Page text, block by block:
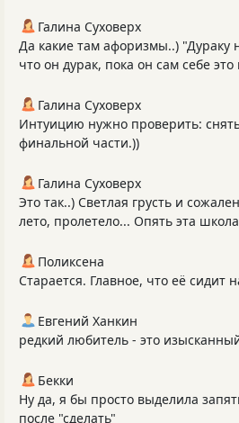
Галина Суховерх
Да какие там афоризмы..) "Дураку
что он дурак, пока он сам себе это
Галина Суховерх
Интуицию нужно проверить:
финальной части.))
Галина Суховерх
Это так..) Светлая грусть и
лето, пролетело... Опять эта
Поликсена
Старается. Главное, что её сидит
Евгений Ханкин
редкий любитель - это изысканный
Бекки
Ну да, я бы просто выделила
после "сделать"